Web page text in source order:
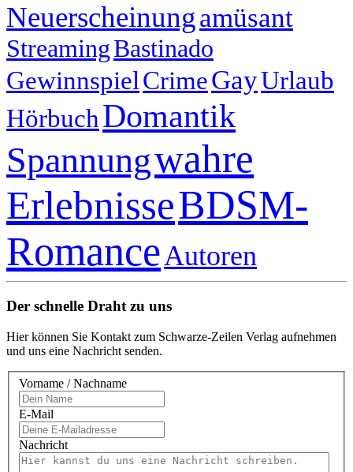
Neuerscheinungamüsant
StreamingBastinado
Gewinnspiel CrimeGayUrlaub
HörbuchDomantik
Spannungwahre
ErlebnisseBDSM-
RomanceAutoren
Der schnelle Draht zu uns
Hier können Sie Kontakt zum Schwarze-Zeilen Verlag aufnehmen
und uns eine Nachricht senden.
Vorname / Nachname
E-Mail
Nachricht